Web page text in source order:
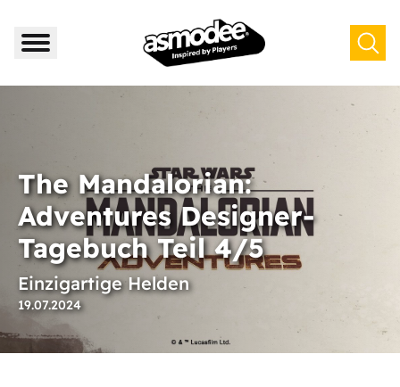
The Mandalorian:
Adventures Designer-
Tagebuch Teil 4/5
Einzigartige Helden
19.07.2024